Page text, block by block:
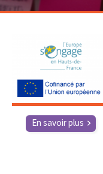
En savoir plus